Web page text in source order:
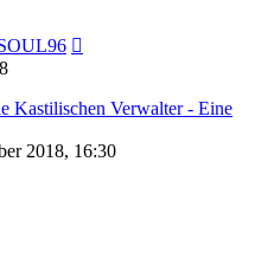
Kastilischen Verwalter - Eine
2018, 16:30